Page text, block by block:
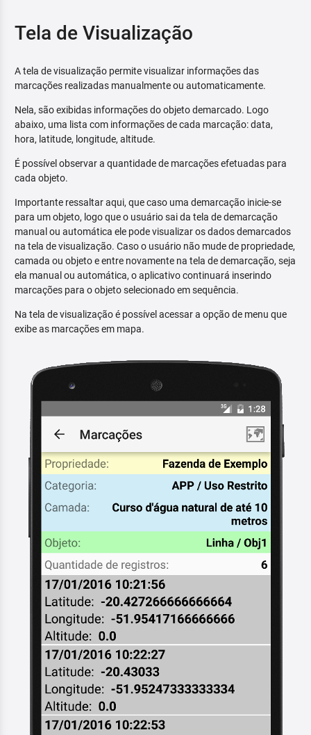
Tela de Visualização
A tela de visualização permite visualizar informações das
marcações realizadas manualmente ou automaticamente.
Nela, são exibidas informações do objeto demarcado. Logo
abaixo, uma lista com informações de cada marcação: data,
hora, latitude, longitude, altitude.
É possível observar a quantidade de marcações efetuadas para
cada objeto.
Importante ressaltar aqui, que caso uma demarcação inicie-se
para um objeto, logo que o usuário sai da tela de demarcação
manual ou automática ele pode visualizar os dados demarcados
na tela de visualização. Caso o usuário não mude de propriedade,
camada ou objeto e entre novamente na tela de demarcação, seja
ela manual ou automática, o aplicativo continuará inserindo
marcações para o objeto selecionado em sequência.
Na tela de visualização é possível acessar a opção de menu que
exibe as marcações em mapa.